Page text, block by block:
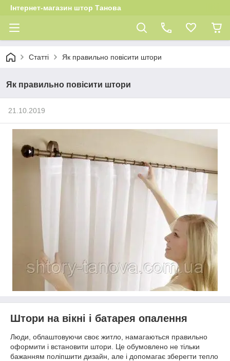
Інтернет-магазин штор Танова
Статті Як правильно повісити штори
Як правильно повісити штори
21.10.2019
Штори на вікні і батарея опалення
Люди, облаштовуючи своє житло, намагаються правильно
оформити і встановити штори. Це обумовлено не тільки
бажанням поліпшити дизайн, але і допомагає зберегти тепло